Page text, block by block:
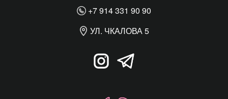
+7 914 331 90 90
УЛ. ЧКАЛОВА 5